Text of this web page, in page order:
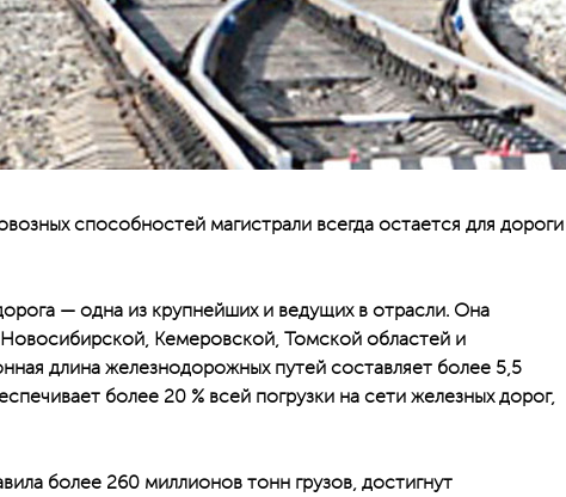
способностей магистрали всегда остается для дороги
— одна из крупнейших и ведущих в отрасли. Она
Кемеровской, Томской областей и
длина железнодорожных путей составляет более 5,5
более 20 % всей погрузки на сети железных дорог,
более 260 миллионов тонн грузов, достигнут